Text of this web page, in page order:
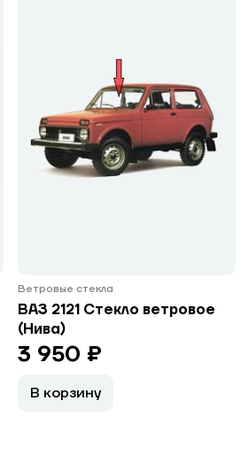
Ветровые стекла
ВАЗ 2121 Стекло ветровое
(Нива)
3 950 ₽
В корзину